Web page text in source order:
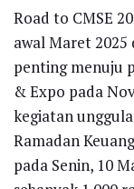
Road to CMSE
awal Maret
penting menuju
& Expo pada
kegiatan
Ramadan
pada Senin, 10